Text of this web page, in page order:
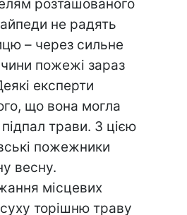
розташованого
не радять
– через сильне
пожежі зараз
експерти
що вона могла
трави. З цією
пожежники
весну.
місцевих
торішню траву